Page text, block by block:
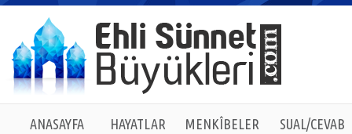
ANASAYFA HAYATLAR MENKÎBELER SUAL/CEVAB